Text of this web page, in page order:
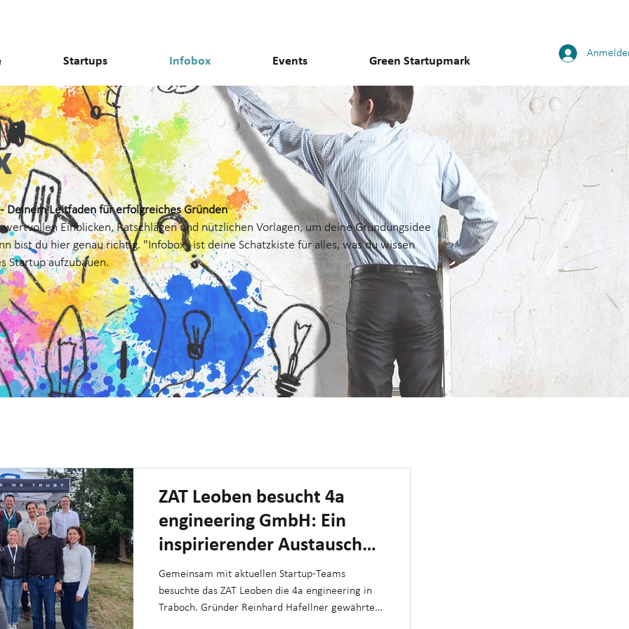
Startups Infobox Events Green Startupmark
Deinem Leitfaden für erfolgreiches Gründen
Einblicken, Ratschlägen und nützlichen Vorlagen, um deine Gründungsidee
bist du hier genau richtig. "Infobox" ist deine Schatzkiste für alles, was du wissen
Startup aufzubauen.
ZAT Leoben besucht 4a
engineering GmbH: Ein
inspirierender Austausch
für Gründer
Gemeinsam mit aktuellen Startup-Teams
besuchte das ZAT Leoben die 4a engineering in
Traboch. Gründer Reinhard Hafellner gewährte